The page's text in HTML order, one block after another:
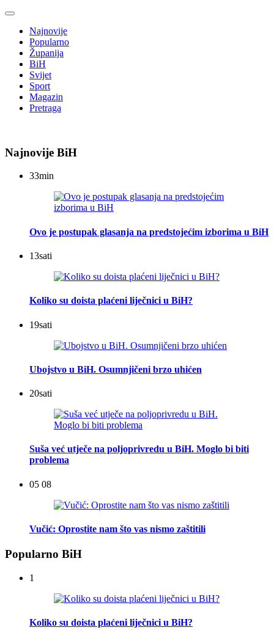
Najnovije
Popularno
Županija
BiH
Svijet
Sport
Magazin
Pretraga
Najnovije BiH
33min
Ovo je postupak glasanja na predstojećim izborima u BiH
13sati
Koliko su doista plaćeni liječnici u BiH?
19sati
Ubojstvo u BiH. Osumnjičeni brzo uhićen
20sati
Suša već utječe na poljoprivredu u BiH. Moglo bi biti
problema
05 08
Vučić: Oprostite nam što vas nismo zaštitili
Popularno BiH
1
Koliko su doista plaćeni liječnici u BiH?